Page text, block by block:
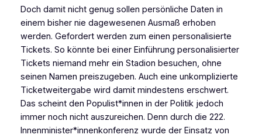
Doch damit nicht genug sollen persönliche Daten in
einem bisher nie dagewesenen Ausmaß erhoben
werden. Gefordert werden zum einen personalisierte
Tickets. So könnte bei einer Einführung personalisierter
Tickets niemand mehr ein Stadion besuchen, ohne
seinen Namen preiszugeben. Auch eine unkomplizierte
Ticketweitergabe wird damit mindestens erschwert.
Das scheint den Populist*innen in der Politik jedoch
immer noch nicht auszureichen. Denn durch die 222.
Innenminister*innenkonferenz wurde der Einsatz von